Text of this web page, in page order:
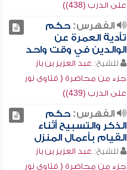
على الدرب (438))
الفهرس:حكم
تأدية العمرة عن
الوالدين في وقت واحد
للشيخ: عبد العزيز بن باز
جزء من محاضرة ( فتاوى نور
على الدرب (439))
الفهرس:حكم
الذكر والتسبيح أثناء
القيام بأعمال المنزل
للشيخ: عبد العزيز بن باز
جزء من محاضرة ( فتاوى نور